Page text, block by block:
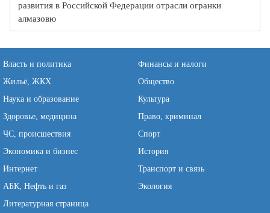
развития в Российской Федерации отрасли огранки
алмазовю
Власть и политика
Финансы и налоги
Жильё, ЖКХ
Общество
Наука и образование
Культура
Здоровье, медицина
Право, криминал
ЧС, происшествия
Спорт
Экономика и бизнес
История
Интернет
Транспорт и связь
АБК, Нефть и газ
Экология
Литературная страница